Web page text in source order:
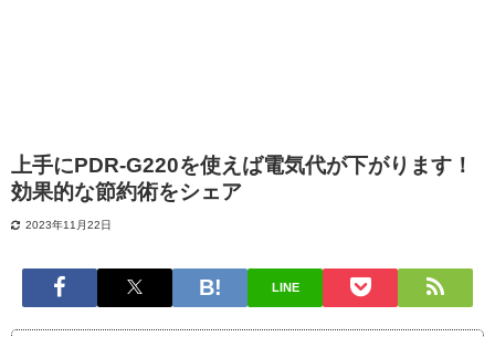
上手にPDR-G220を使えば電気代が下がります！
効果的な節約術をシェア
2023年11月22日
LINE